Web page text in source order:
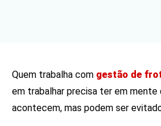
Quem trabalha com gestão de
em trabalhar precisa ter em mente
acontecem, mas podem ser